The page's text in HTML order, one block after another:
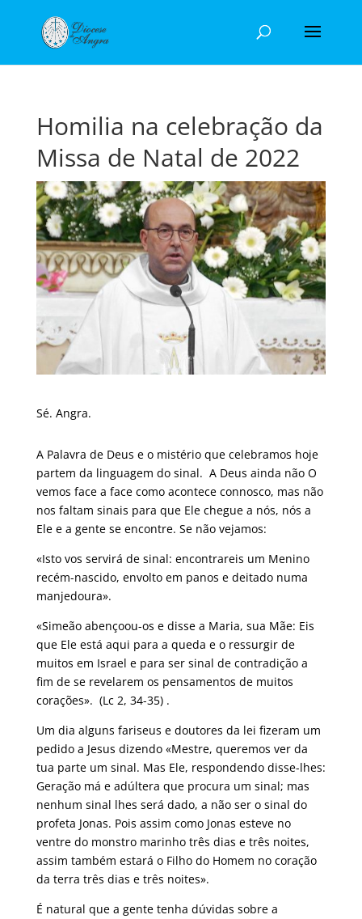
Homilia na celebração da
Missa de Natal de 2022
Sé. Angra.
A Palavra de Deus e o mistério que celebramos hoje
partem da linguagem do sinal. A Deus ainda não O
vemos face a face como acontece connosco, mas não
nos faltam sinais para que Ele chegue a nós, nós a
Ele e a gente se encontre. Se não vejamos:
«Isto vos servirá de sinal: encontrareis um Menino
recém-nascido, envolto em panos e deitado numa
manjedoura».
«Simeão abençoou-os e disse a Maria, sua Mãe: Eis
que Ele está aqui para a queda e o ressurgir de
muitos em Israel e para ser sinal de contradição a
fim de se revelarem os pensamentos de muitos
corações». (Lc 2, 34-35) .
Um dia alguns fariseus e doutores da lei fizeram um
pedido a Jesus dizendo «Mestre, queremos ver da
tua parte um sinal. Mas Ele, respondendo disse-lhes:
Geração má e adúltera que procura um sinal; mas
nenhum sinal lhes será dado, a não ser o sinal do
profeta Jonas. Pois assim como Jonas esteve no
ventre do monstro marinho três dias e três noites,
assim também estará o Filho do Homem no coração
da terra três dias e três noites».
É natural que a gente tenha dúvidas sobre a